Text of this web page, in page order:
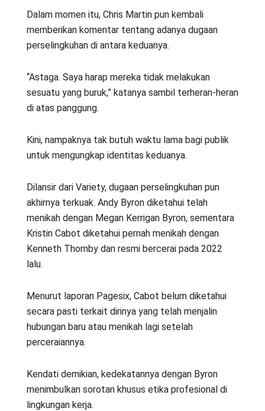
Dalam momen itu, Chris Martin pun kembali
memberikan komentar tentang adanya dugaan
perselingkuhan di antara keduanya.
“Astaga. Saya harap mereka tidak melakukan
sesuatu yang buruk,” katanya sambil terheran-heran
di atas panggung.
Kini, nampaknya tak butuh waktu lama bagi publik
untuk mengungkap identitas keduanya.
Dilansir dari Variety, dugaan perselingkuhan pun
akhirnya terkuak. Andy Byron diketahui telah
menikah dengan Megan Kerrigan Byron, sementara
Kristin Cabot diketahui pernah menikah dengan
Kenneth Thornby dan resmi bercerai pada 2022
lalu.
Menurut laporan Pagesix, Cabot belum diketahui
secara pasti terkait dirinya yang telah menjalin
hubungan baru atau menikah lagi setelah
perceraiannya.
Kendati demikian, kedekatannya dengan Byron
menimbulkan sorotan khusus etika profesional di
lingkungan kerja.